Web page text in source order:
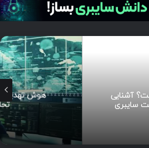
هوش تهدیدات سایبری (CTI)؛ راهنمای جامع از
تحلیل تا مدیریت رخداد